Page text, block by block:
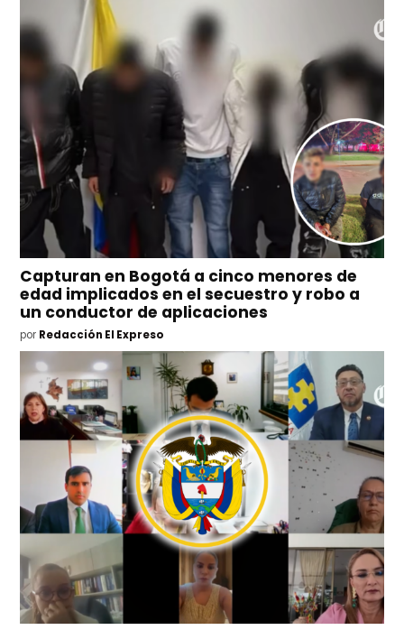
Capturan en Bogotá a cinco menores de
edad implicados en el secuestro y robo a
un conductor de aplicaciones
por Redacción El Expreso